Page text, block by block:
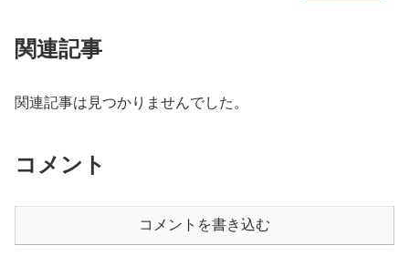
関連記事
関連記事は見つかりませんでした。
コメント
コメントを書き込む